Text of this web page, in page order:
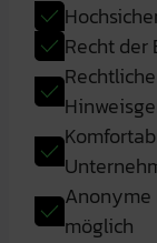
Recht
Anonyme
möglich